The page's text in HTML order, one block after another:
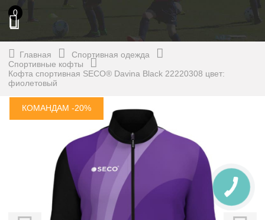
0
Главная
Спортивная одежда
Спортивные кофты
Кофта спортивная SECO® Davina Black 22220308 цвет:
фиолетовый
КОМАНДАМ -20%